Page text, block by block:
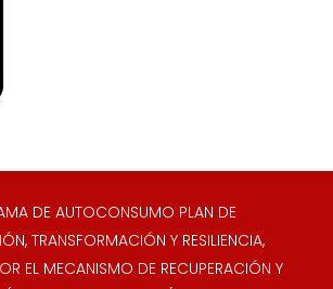
DE AUTOCONSUMO PLAN DE
TRANSFORMACIÓN Y RESILIENCIA,
EL MECANISMO DE RECUPERACIÓN Y